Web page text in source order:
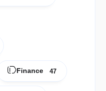
Finance 47